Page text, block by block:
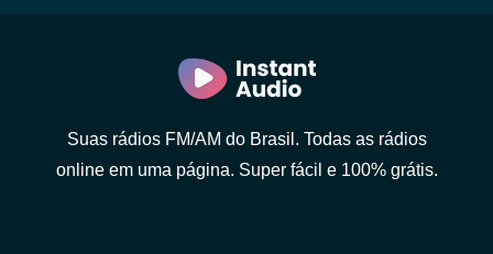
Suas rádios FM/AM do Brasil. Todas as rádios
online em uma página. Super fácil e 100% grátis.